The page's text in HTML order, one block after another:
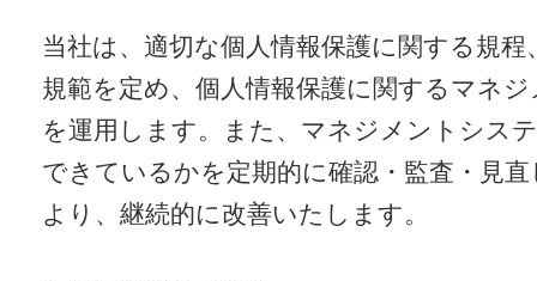
当社は、適切な個人情報保護に関する規程
規範を定め、個人情報保護に関するマネ
を運用します。また、マネジメントシス
できているかを定期的に確認・監査・見
より、継続的に改善いたします。